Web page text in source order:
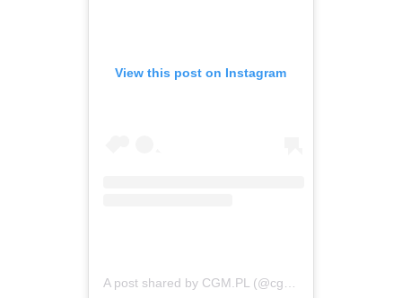
View this post on Instagram